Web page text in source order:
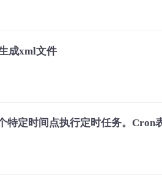
成xml文件
特定时间点执行定时任务。Cron